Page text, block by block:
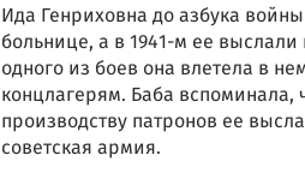
Ида Генриховна до азбука
больнице, а в 1941-м ее
одного из боев она влетела в
концлагерям. Баба вспоминала,
производству патронов ее
советская армия.